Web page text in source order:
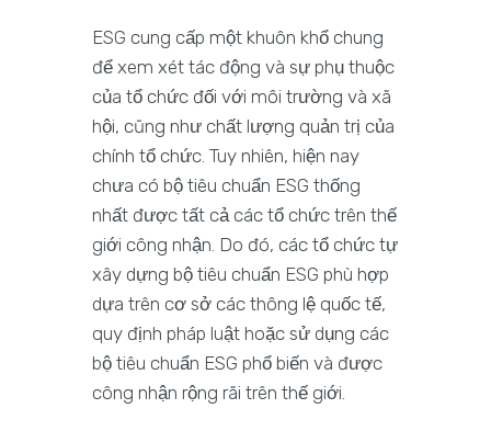
ESG cung cấp một khuôn khổ chung
để xem xét tác động và sự phụ thuộc
của tổ chức đối với môi trường và xã
hội, cũng như chất lượng quản trị của
chính tổ chức. Tuy nhiên, hiện nay
chưa có bộ tiêu chuẩn ESG thống
nhất được tất cả các tổ chức trên thế
giới công nhận. Do đó, các tổ chức tự
xây dựng bộ tiêu chuẩn ESG phù hợp
dựa trên cơ sở các thông lệ quốc tế,
quy định pháp luật hoặc sử dụng các
bộ tiêu chuẩn ESG phổ biến và được
công nhận rộng rãi trên thế giới.